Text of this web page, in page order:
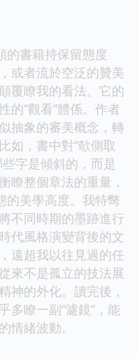
的書籍持保留態度
或者流於空泛的贊美
覆瞭我的看法。它的
的“觀看”體係。作者
抽象的審美概念，轉
如，書中對“欹側取
字是傾斜的，而是
瞭整個章法的重量，
的美學高度。我特彆
不同時期的墨跡進行
代風格演變背後的文
遠超我以往見過的任
來不是孤立的技法展
神的外化。讀完後，
多瞭一副“濾鏡”，能
情緒波動。